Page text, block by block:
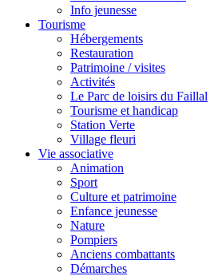
Info jeunesse
Tourisme
Hébergements
Restauration
Patrimoine / visites
Activités
Le Parc de loisirs du Faillal
Tourisme et handicap
Station Verte
Village fleuri
Vie associative
Animation
Sport
Culture et patrimoine
Enfance jeunesse
Nature
Pompiers
Anciens combattants
Démarches